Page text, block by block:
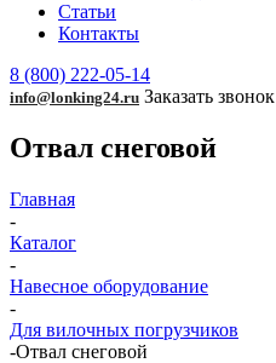
Статьи
Контакты
8 (800) 222-05-14
info@lonking24.ru Заказать звонок
Отвал снеговой
Главная
-
Каталог
-
Навесное оборудование
-
Для вилочных погрузчиков
-Отвал снеговой